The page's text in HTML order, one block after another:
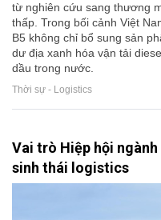
từ nghiên cứu sang thương
thấp. Trong bối cảnh Việt
B5 không chỉ bổ sung sản
dư địa xanh hóa vận tải
dầu trong nước.
Thời sự - Logistics
Vai trò Hiệp hội ngành
sinh thái logistics